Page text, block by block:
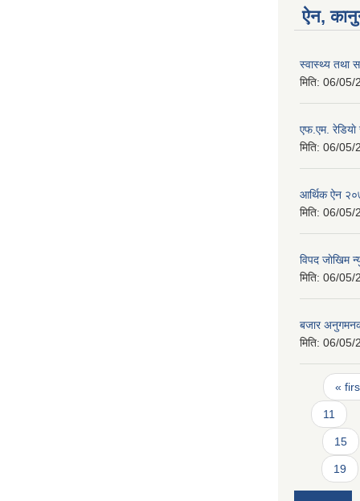
ऐन,
स्वास्थ्य तथा
मिति: 06/05/
एफ.एम. रेडियाे
मिति: 06/05/
आर्थिक ऐन
मिति: 06/05/
विपद जाेखिम
मिति: 06/05/
बजार
मिति: 06/05/
Pages
«
11
15
19